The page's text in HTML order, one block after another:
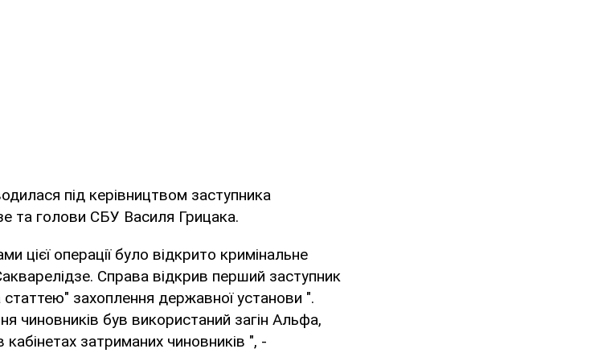
під керівництвом заступника
та голови СБУ Василя Грицака.
цієї операції було відкрито кримінальне
Справа відкрив перший заступник
захоплення державної установи ".
чиновників був використаний загін Альфа,
затриманих чиновників ", -